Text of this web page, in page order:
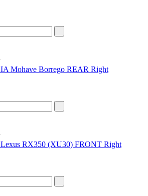
Mohave Borrego REAR Right
RX350 (XU30) FRONT Right